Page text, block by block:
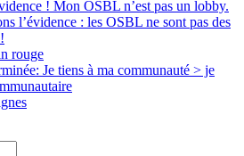
! Mon OSBL n’est pas un lobby.
l’évidence : les OSBL ne sont pas des
rouge
Je tiens à ma communauté > je